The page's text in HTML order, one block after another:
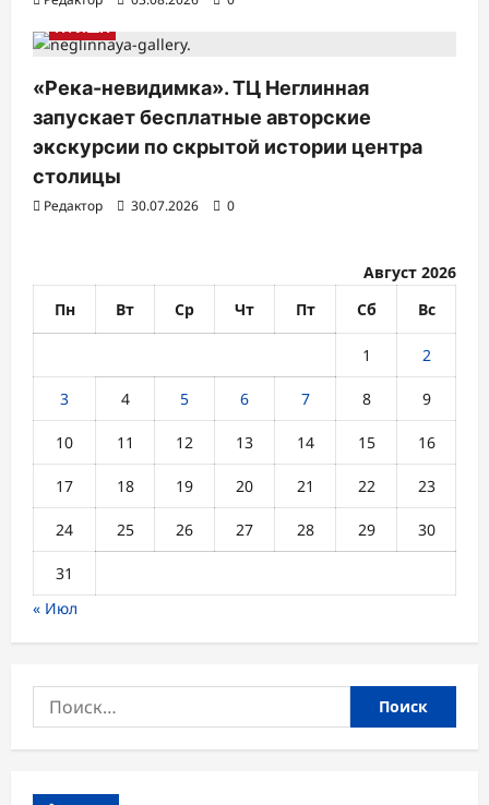
м
АФИША
«Река-невидимка». ТЦ Неглинная
запускает бесплатные авторские
экскурсии по скрытой истории центра
столицы
Редактор 30.07.2026 0
Август 2026
Пн
Вт Ср Чт Пт Сб Вс
1 2
3 4 5 6 7 8 9
10 11 12 13 14 15 16
17 18 19 20 21 22 23
24 25 26 27 28 29 30
31
« Июл
Найти: